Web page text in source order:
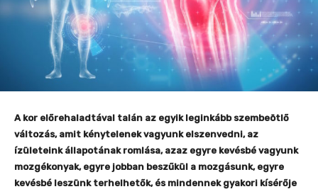
A kor előrehaladtával talán az egyik leginkább szembeötlő
változás, amit kénytelenek vagyunk elszenvedni, az
ízületeink állapotának romlása, azaz egyre kevésbé vagyunk
mozgékonyak, egyre jobban beszűkül a mozgásunk, egyre
kevésbé leszünk terhelhetők, és mindennek gyakori kísérője